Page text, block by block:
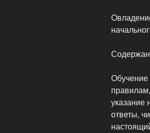
Обучение
указание
ответы,